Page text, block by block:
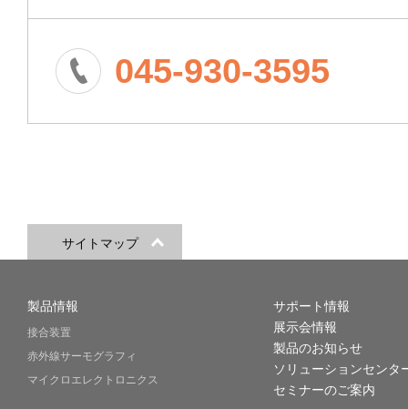
045-930-3595
サイトマップ
製品情報
接合装置
赤外線サーモグラフィ
マイクロエレクトロニクス
サポート情報
展示会情報
製品のお知らせ
ソリューションセンタ
セミナーのご案内